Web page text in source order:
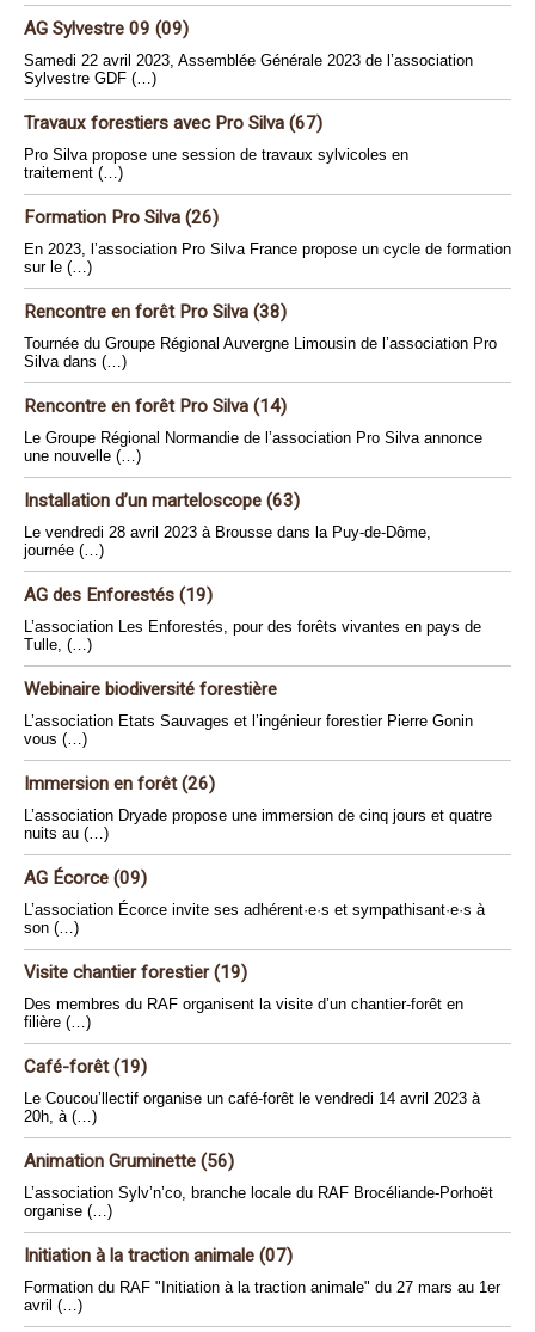
AG Sylvestre 09 (09)
Samedi 22 avril 2023, Assemblée Générale 2023 de l’association
Sylvestre GDF (…)
Travaux forestiers avec Pro Silva (67)
Pro Silva propose une session de travaux sylvicoles en
traitement (…)
Formation Pro Silva (26)
En 2023, l’association Pro Silva France propose un cycle de formation
sur le (…)
Rencontre en forêt Pro Silva (38)
Tournée du Groupe Régional Auvergne Limousin de l’association Pro
Silva dans (…)
Rencontre en forêt Pro Silva (14)
Le Groupe Régional Normandie de l’association Pro Silva annonce
une nouvelle (…)
Installation d’un marteloscope (63)
Le vendredi 28 avril 2023 à Brousse dans la Puy-de-Dôme,
journée (…)
AG des Enforestés (19)
L’association Les Enforestés, pour des forêts vivantes en pays de
Tulle, (…)
Webinaire biodiversité forestière
L’association Etats Sauvages et l’ingénieur forestier Pierre Gonin
vous (…)
Immersion en forêt (26)
L’association Dryade propose une immersion de cinq jours et quatre
nuits au (…)
AG Écorce (09)
L’association Écorce invite ses adhérent·e·s et sympathisant·e·s à
son (…)
Visite chantier forestier (19)
Des membres du RAF organisent la visite d’un chantier-forêt en
filière (…)
Café-forêt (19)
Le Coucou’llectif organise un café-forêt le vendredi 14 avril 2023 à
20h, à (…)
Animation Gruminette (56)
L’association Sylv’n’co, branche locale du RAF Brocéliande-Porhoët
organise (…)
Initiation à la traction animale (07)
Formation du RAF "Initiation à la traction animale" du 27 mars au 1er
avril (…)